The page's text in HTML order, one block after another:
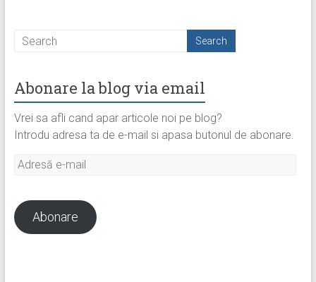
Abonare la blog via email
Vrei sa afli cand apar articole noi pe blog?
Introdu adresa ta de e-mail si apasa butonul de abonare.
Adresă
Abonare